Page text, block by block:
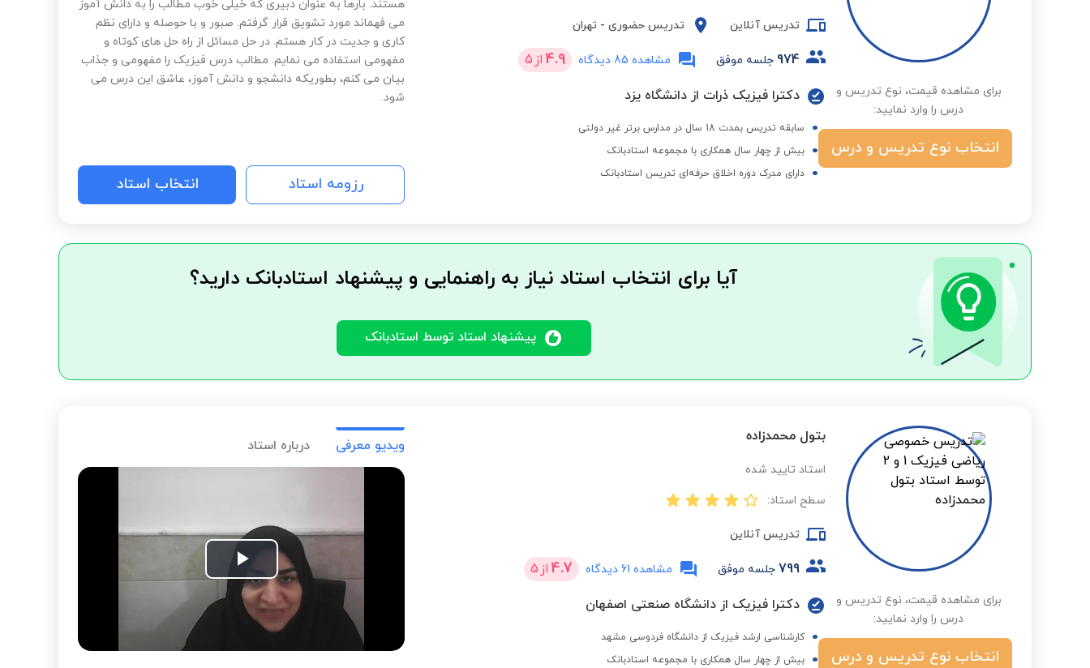
برای مشاهده قیمت، نوع تدریس و
درس را وارد نمایید:
انتخاب نوع تدریس و درس
تدریس آنلاین تدریس حضوری - تهران
974 جلسه موفق مشاهده 85 دیدگاه 4.9 از 5
دکترا فیزیک ذرات از دانشگاه یزد
سابقه تدریس بمدت 18 سال در مدارس برتر غیر دولتی
بیش از چهار سال همکاری با مجموعه استادبانک
دارای مدرک دوره اخلاق حرفه‌ای تدریس استادبانک
هستند. بارها به عنوان دبیری که خیلی خوب مطالب را به دانش آموز
می فهماند مورد تشویق قرار گرفتم. صبور و با حوصله و دارای نظم
کاری و جدیت در کار هستم. در حل مسائل از راه حل های کوتاه و
مفهومی استفاده می نمایم. مطالب درس فیزیک را مفهومی و جذاب
بیان می کنم، بطوریکه دانشجو و دانش آموز، عاشق این درس می
شود.
رزومه استاد انتخاب استاد
آیا برای انتخاب استاد نیاز به راهنمایی و پیشنهاد استادبانک دارید؟
پیشنهاد استاد توسط استادبانک
برای مشاهده قیمت، نوع تدریس و
درس را وارد نمایید:
انتخاب نوع تدریس و درس
بتول محمدزاده
استاد تایید شده
سطح استاد:
تدریس آنلاین
799 جلسه موفق مشاهده 61 دیدگاه 4.7 از 5
دکترا فیزیک از دانشگاه صنعتی اصفهان
کارشناسی ارشد فیزیک از دانشگاه فردوسی مشهد
بیش از چهار سال همکاری با مجموعه استادبانک
ویدیو معرفی درباره استاد
Play
Video